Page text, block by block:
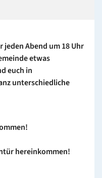
jeden Abend um 18 Uhr
etwas
euch in
unterschiedliche
hereinkommen!